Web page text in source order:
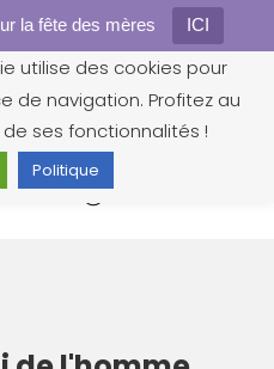
la fête des mères ICI
cookies
utilise des cookies pour
de navigation. Profitez au
ses fonctionnalités !
Politique